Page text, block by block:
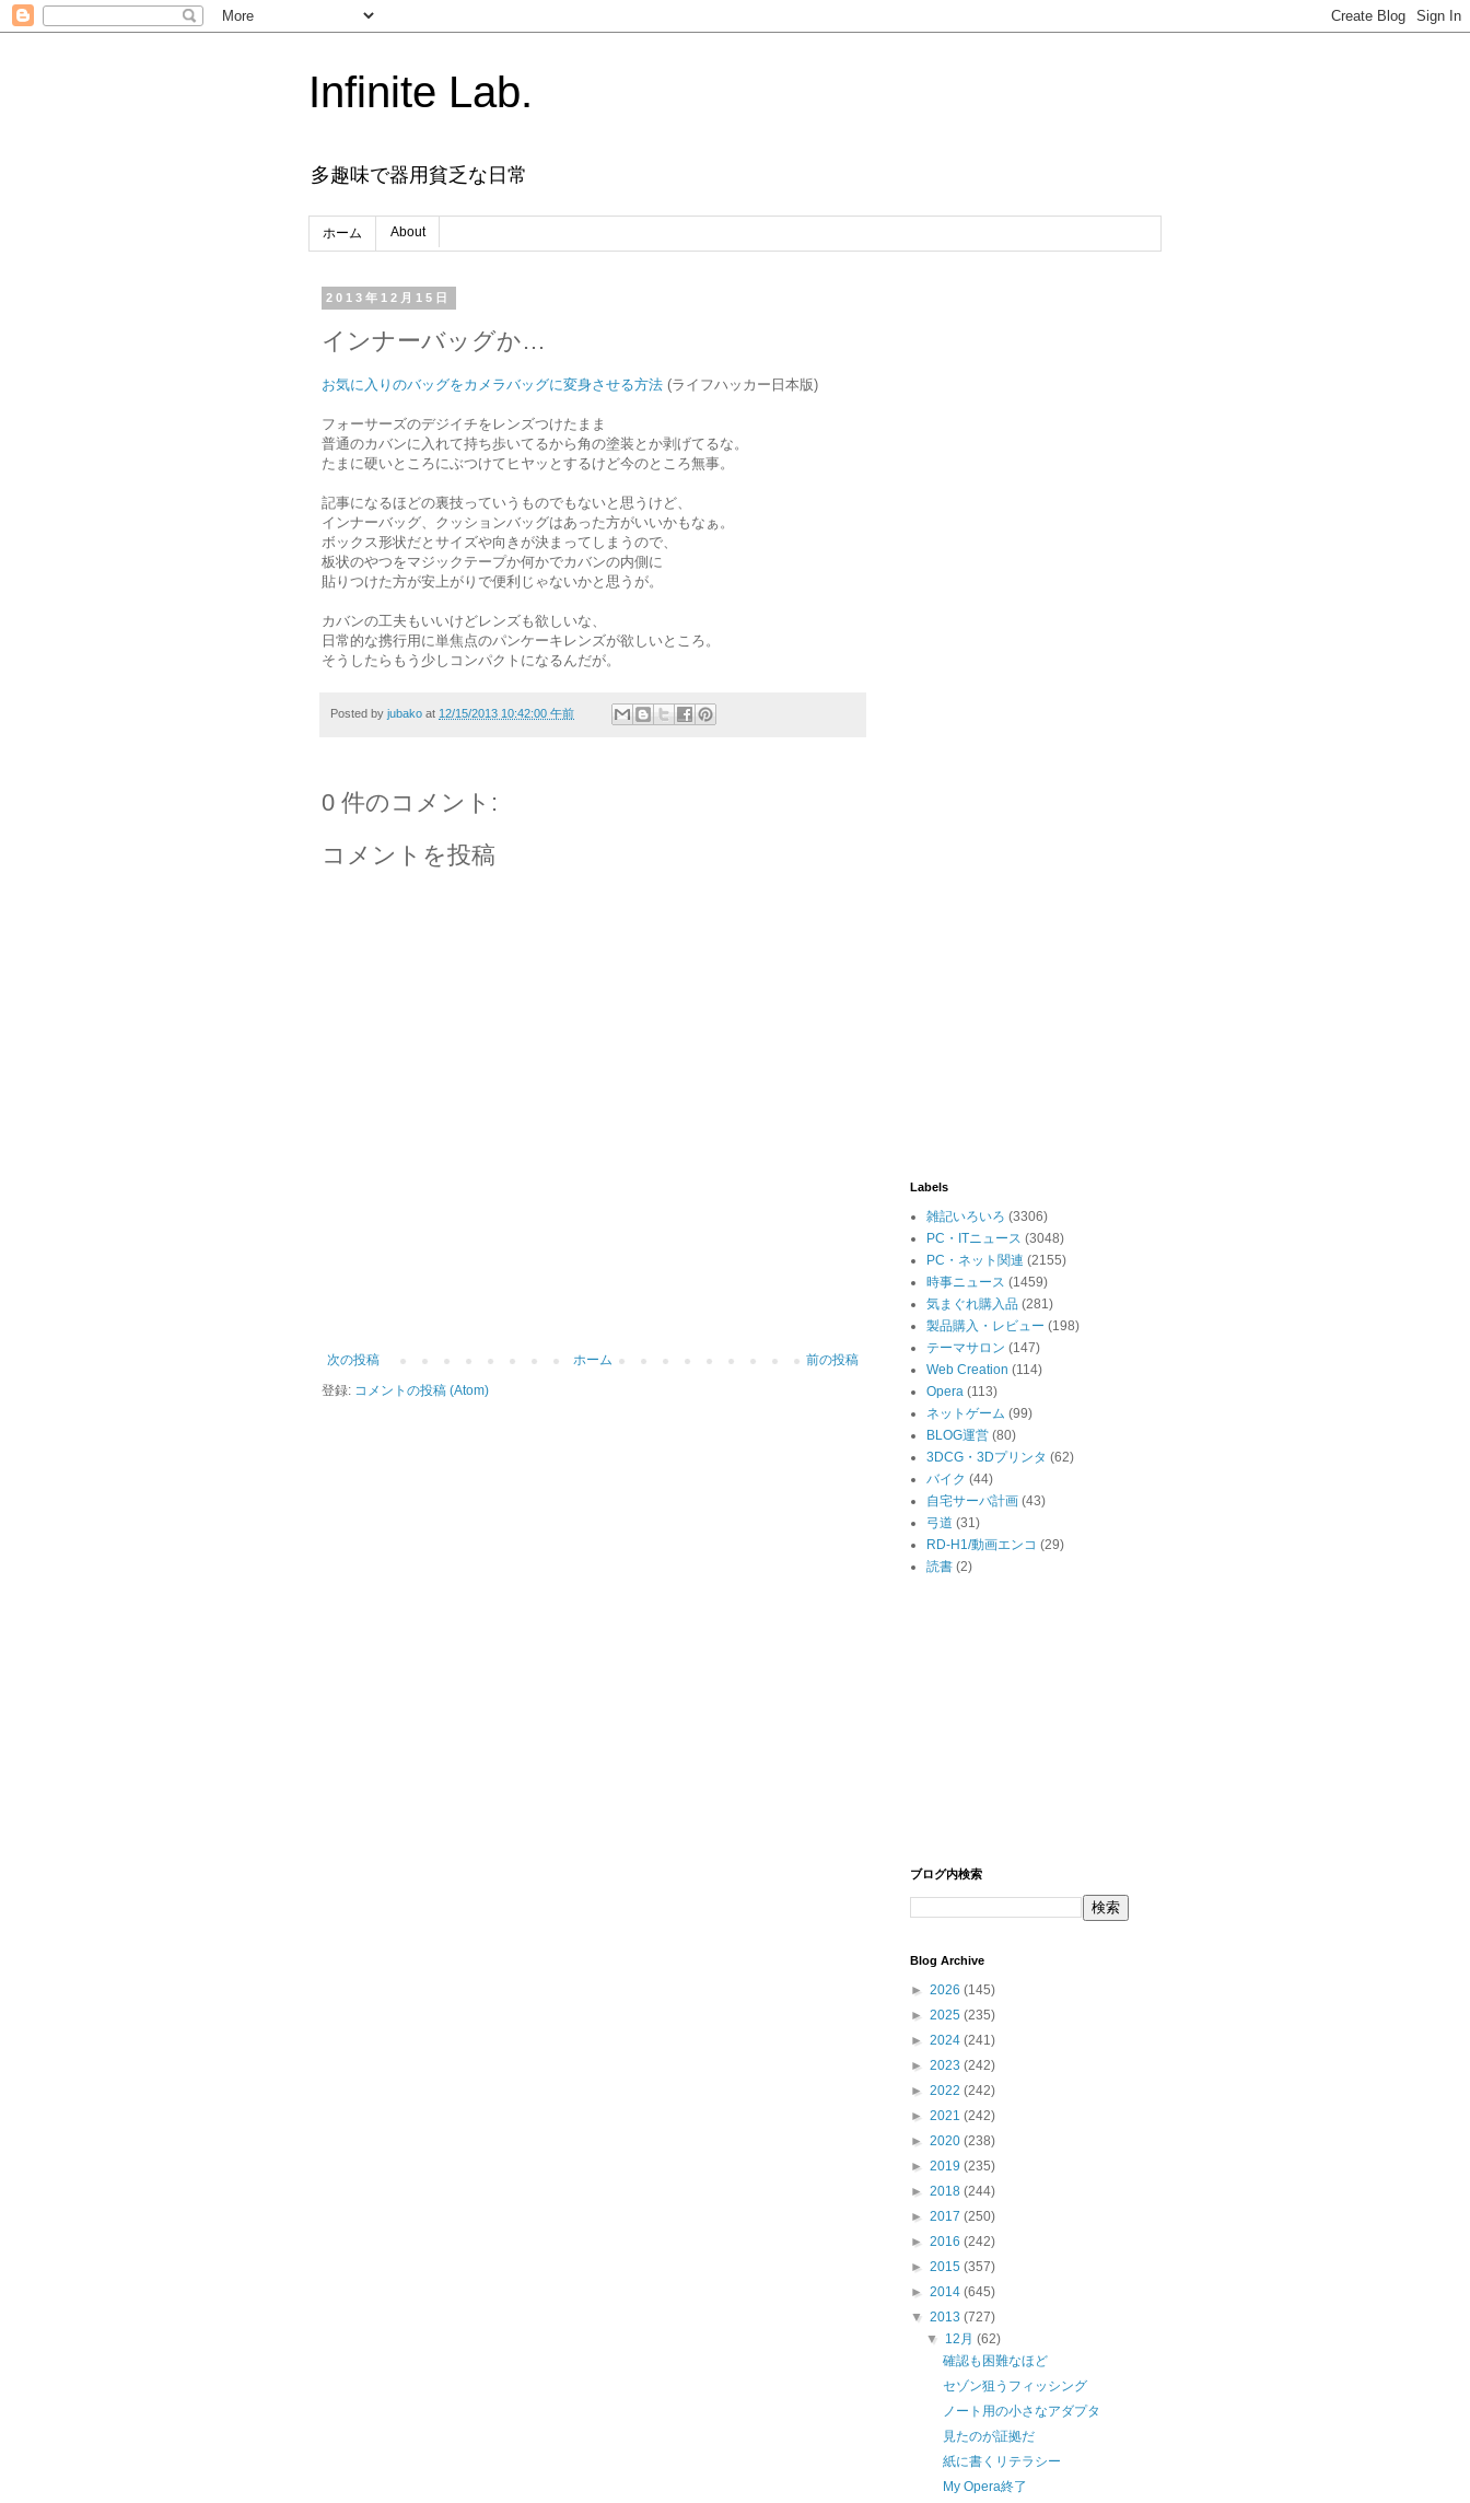
Infinite Lab.
多趣味で器用貧乏な日常
ホーム About
2013年12月15日
インナーバッグか…
お気に入りのバッグをカメラバッグに変身させる方法 (ライフハッカー日本版)
フォーサーズのデジイチをレンズつけたまま
普通のカバンに入れて持ち歩いてるから角の塗装とか剥げてるな。
たまに硬いところにぶつけてヒヤッとするけど今のところ無事。
記事になるほどの裏技っていうものでもないと思うけど、
インナーバッグ、クッションバッグはあった方がいいかもなぁ。
ボックス形状だとサイズや向きが決まってしまうので、
板状のやつをマジックテープか何かでカバンの内側に
貼りつけた方が安上がりで便利じゃないかと思うが。
カバンの工夫もいいけどレンズも欲しいな、
日常的な携行用に単焦点のパンケーキレンズが欲しいところ。
そうしたらもう少しコンパクトになるんだが。
Posted by jubako at 12/15/2013 10:42:00 午前
0 件のコメント:
コメントを投稿
次の投稿 前の投稿
ホーム
登録: コメントの投稿 (Atom)
Labels
雑記いろいろ (3306)
PC・ITニュース (3048)
PC・ネット関連 (2155)
時事ニュース (1459)
気まぐれ購入品 (281)
製品購入・レビュー (198)
テーマサロン (147)
Web Creation (114)
Opera (113)
ネットゲーム (99)
BLOG運営 (80)
3DCG・3Dプリンタ (62)
バイク (44)
自宅サーバ計画 (43)
弓道 (31)
RD-H1/動画エンコ (29)
読書 (2)
ブログ内検索
Blog Archive
► 2026 (145)
► 2025 (235)
► 2024 (241)
► 2023 (242)
► 2022 (242)
► 2021 (242)
► 2020 (238)
► 2019 (235)
► 2018 (244)
► 2017 (250)
► 2016 (242)
► 2015 (357)
► 2014 (645)
▼ 2013 (727)
▼ 12月(62)
確認も困難なほど
セゾン狙うフィッシング
ノート用の小さなアダプタ
見たのが証拠だ
紙に書くリテラシー
My Opera終了